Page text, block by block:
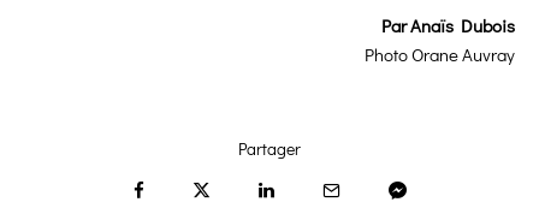
ParAnaïs Dubois
PhotoOrane Auvray
Partager